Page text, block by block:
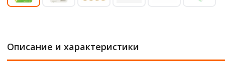
Описание и характеристики